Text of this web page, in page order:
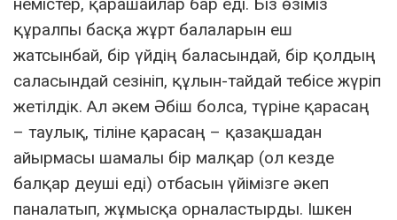
құралпы басқа жұрт балаларын еш
жатсынбай, бір үйдің баласындай, бір қолдың
саласындай сезініп, құлын-тайдай тебісе жүріп
жетілдік. Ал әкем Әбіш болса, түріне қарасаң
– таулық, тіліне қарасаң – қазақшадан
айырмасы шамалы бір малқар (ол кезде
балқар деуші еді) отбасын үйімізге әкеп
паналатып, жұмысқа орналастырды. Ішкен